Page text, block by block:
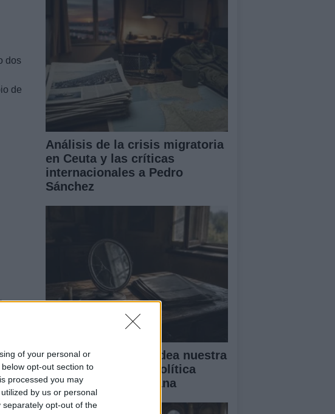
of your personal or
opt-out section to
processed you may
by us or personal
opt-out of the
dos
de
de
Análisis de la crisis migratoria
en Ceuta y las críticas
internacionales a Pedro
Sánchez
Cómo el miedo moldea nuestra
realidad: desde la política
hasta la vida cotidiana